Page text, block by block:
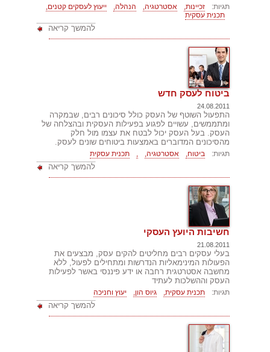
תגיות: זכיינות, אסטרטגיה, הנהלה,
ייעוץ לעסקים קטנים,
תכנית עסקית
להמשך קריאה
ביטוח לעסק חדש
24.08.2011
התפעול השוטף של העסק כולל סיכונים רבים, שבמקרה
ומתממשים, עשויים לפגוע בפעילות העסקית ובהצלחה של
העסק. בעל העסק יכול לבטח את עצמו מול חלק
מהסיכונים המדוברים באמצעות ביטוחים שונים לעסק.
תגיות: ביטוח, אסטרטגיה, , תכנית עסקית
להמשך קריאה
חשיבות היועץ העסקי
21.08.2011
בעלי עסקים רבים מחליטים להקים עסק, מבצעים את
הפעולות המינימאליות הנדרשות ומתחילים לפעול, ללא
מחשבה אסטרטגית רחבה או ידע פיננסי באשר לפעילות
העסק וההשלכות לעתיד
תגיות: תכנית עסקית, גיוס הון, יעוץ וחניכה
להמשך קריאה